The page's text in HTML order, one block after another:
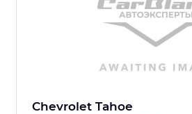
Chevrolet Tahoe